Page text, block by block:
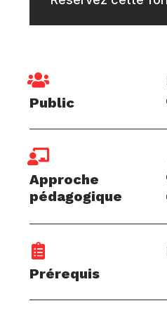
Public
Approche
pédagogique
Prérequis